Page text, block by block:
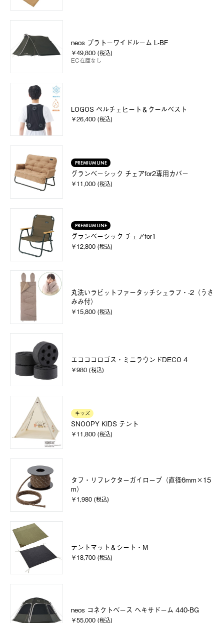
neos プラトーワイドルーム L-BF
￥49,800 (税込)
EC在庫なし
LOGOS ペルチェヒート＆クールベスト
￥26,400 (税込)
PREMIUM LINE
グランベーシック チェアfor2専用カバー
￥11,000 (税込)
PREMIUM LINE
グランベーシック チェアfor1
￥12,800 (税込)
丸洗いラビットファータッチシュラフ・-2（うさ
みみ付）
￥15,800 (税込)
エコココロゴス・ミニラウンドDECO 4
￥980 (税込)
キッズ
SNOOPY KIDS テント
￥11,800 (税込)
タフ・リフレクターガイロープ（直径6mm×15
m）
￥1,980 (税込)
テントマット＆シート・M
￥18,700 (税込)
neos コネクトベース ヘキサドーム 440-BG
￥55,000 (税込)